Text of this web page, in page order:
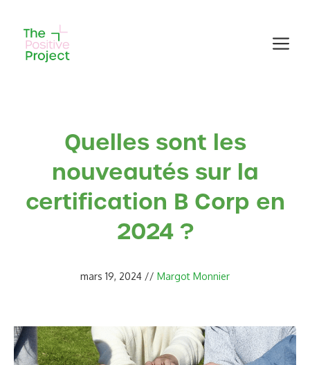
contenu
Quelles sont les
nouveautés sur la
certification B Corp en
2024 ?
mars 19, 2024 // Margot Monnier